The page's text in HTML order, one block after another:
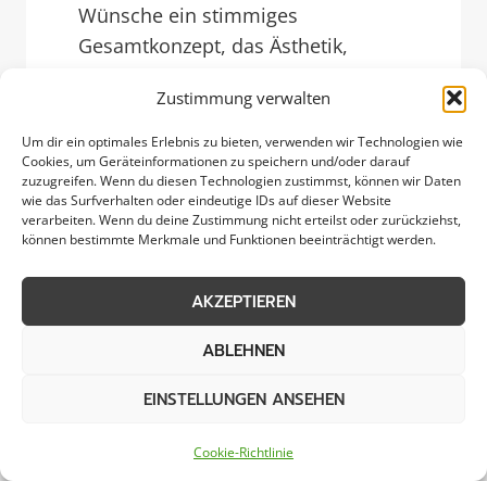
Zustimmung verwalten
Um dir ein optimales Erlebnis zu bieten, verwenden wir Technologien wie
Cookies, um Geräteinformationen zu speichern und/oder darauf
zuzugreifen. Wenn du diesen Technologien zustimmst, können wir Daten
wie das Surfverhalten oder eindeutige IDs auf dieser Website
verarbeiten. Wenn du deine Zustimmung nicht erteilst oder zurückziehst,
können bestimmte Merkmale und Funktionen beeinträchtigt werden.
AKZEPTIEREN
ABLEHNEN
EINSTELLUNGEN ANSEHEN
Cookie-Richtlinie
Wünsche ein stimmiges
Gesamtkonzept, das Ästhetik,
verbindet. Ob repräsentativer
Vorgarten, familienfreundliche
Spielfläche oder ruhiger
Rückzugsort – unser Team plant alle
Elemente so, dass Wege,
Erd­arbeiten, Pflasterungen,